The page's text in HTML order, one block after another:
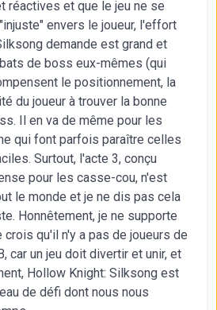
réactives et que le jeu ne se
envers le joueur, l'effort
demande est grand et
de boss eux-mêmes (qui
le positionnement, la
du joueur à trouver la bonne
Il en va de même pour les
qui font parfois paraître celles
Surtout, l'acte 3, conçu
pour les casse-cou, n'est
le monde et je ne dis pas cela
Honnêtement, je ne supporte
qu'il n'y a pas de joueurs de
car un jeu doit divertir et unir, et
Hollow Knight: Silksong est
de défi dont nous nous